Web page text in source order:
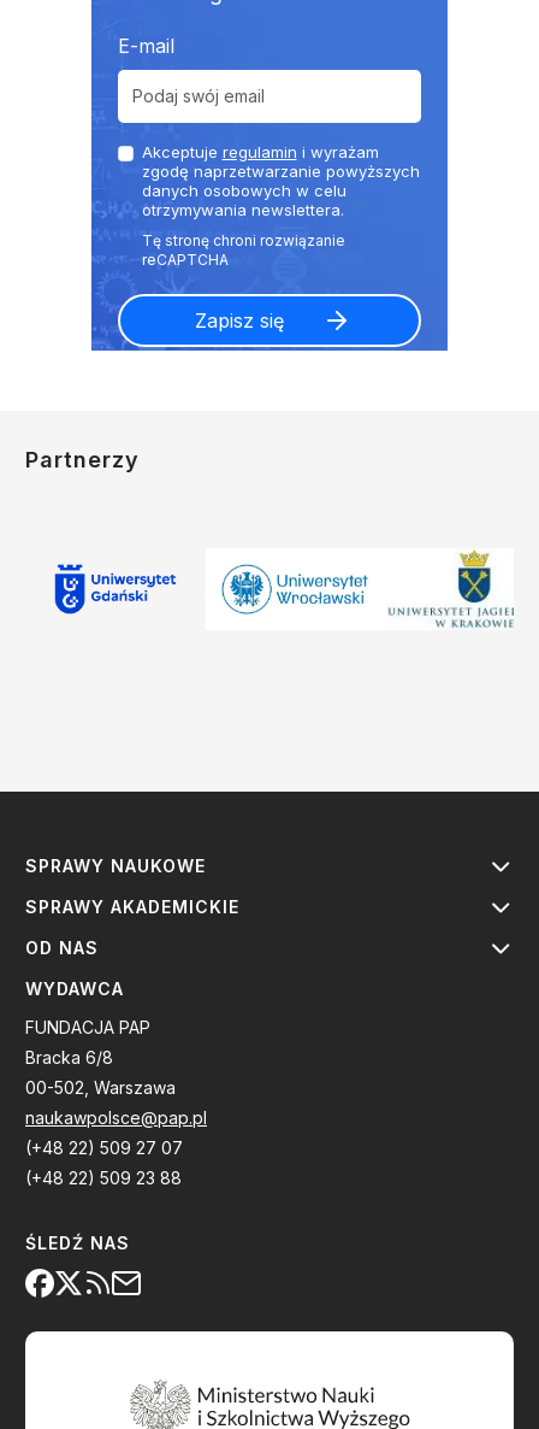
E-mail
Akceptuje regulamin i wyrażam
zgodę naprzetwarzanie powyższych
danych osobowych w celu
otrzymywania newslettera.
Partnerzy
SPRAWY NAUKOWE
SPRAWY AKADEMICKIE
OD NAS
WYDAWCA
FUNDACJA PAP
Bracka 6/8
00-502, Warszawa
naukawpolsce@pap.pl
(+48 22) 509 27 07
(+48 22) 509 23 88
ŚLEDŹ NAS